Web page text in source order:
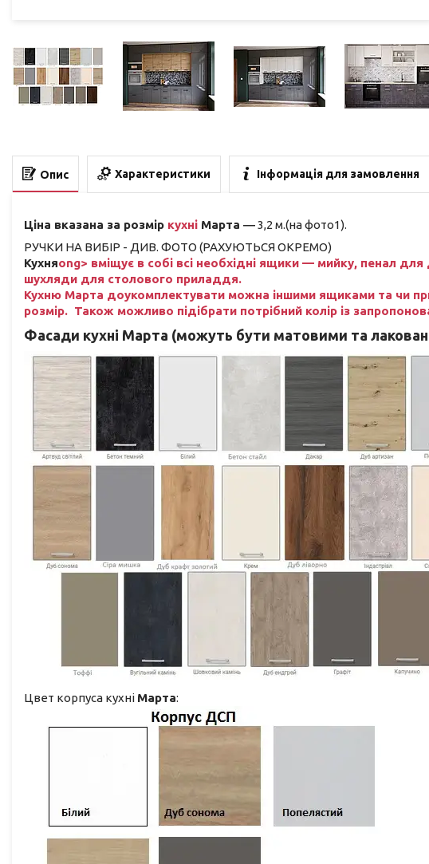
Опис Характеристики Інформація для замовлення
Ціна вказана за розмір кухні Марта ―3,2 м.(на фото1).
РУЧКИ НА ВИБІР - ДИВ. ФОТО (РАХУЮТЬСЯ ОКРЕМО)
Кухняong> вміщує в собі всі необхідні ящики — мийку, пенал
шухляди для столового приладдя.
Кухню Марта доукомплектувати можна іншими ящиками та чи
розмір. Також можливо підібрати потрібний колір із
Фасади кухні Марта (можуть бути матовими та
Цвет корпуса кухні Марта: